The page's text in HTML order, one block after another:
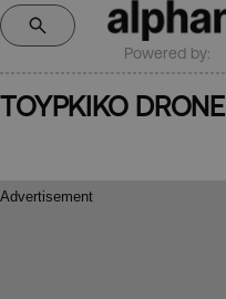
Powered by:
ΤΟΥΡΚΙΚΟ DRONE